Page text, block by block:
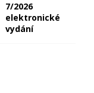
7/2026
elektronické
vydání